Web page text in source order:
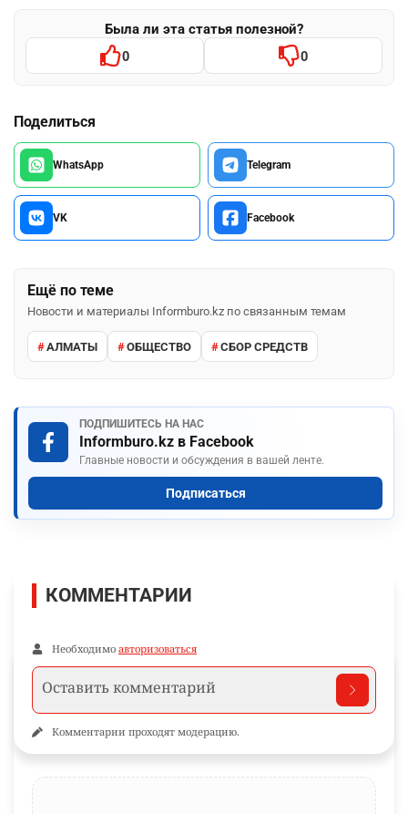
Была ли эта статья полезной?
0 0
Поделиться
WhatsApp Telegram
VK Facebook
Ещё по теме
Новости и материалы Informburo.kz по связанным темам
АЛМАТЫ ОБЩЕСТВО СБОР СРЕДСТВ
ПОДПИШИТЕСЬ НА НАС
Informburo.kz в Facebook
Главные новости и обсуждения в вашей ленте.
Подписаться
КОММЕНТАРИИ
Необходимо авторизоваться
Комментарии проходят модерацию.